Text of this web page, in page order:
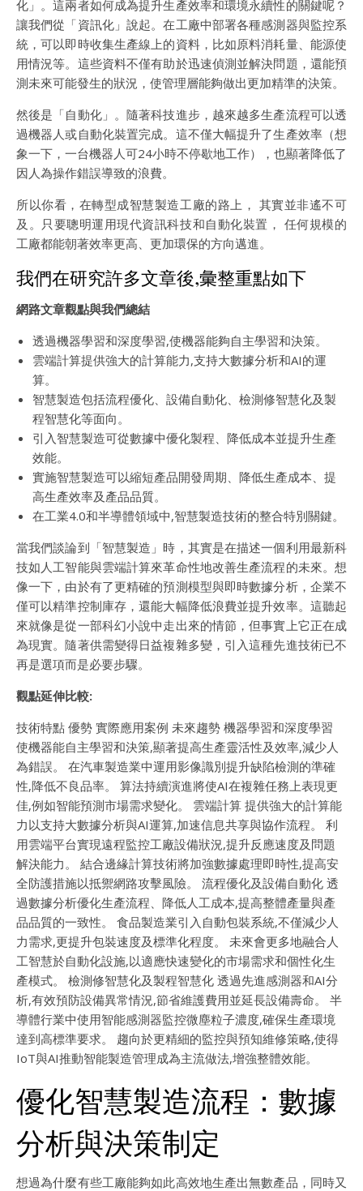
化」。這兩者如何成為提升生產效率和環境永續性的關鍵呢？
讓我們從「資訊化」說起。在工廠中部署各種感測器與監控系
統，可以即時收集生產線上的資料，比如原料消耗量、能源使
用情況等。這些資料不僅有助於迅速偵測並解決問題，還能預
測未來可能發生的狀況，使管理層能夠做出更加精準的決策。
然後是「自動化」。隨著科技進步，越來越多生產流程可以透
過機器人或自動化裝置完成。這不僅大幅提升了生產效率（想
象一下，一台機器人可24小時不停歇地工作），也顯著降低了
因人為操作錯誤導致的浪費。
所以你看，在轉型成智慧製造工廠的路上， 其實並非遙不可
及。只要聰明運用現代資訊科技和自動化裝置， 任何規模的
工廠都能朝著效率更高、更加環保的方向邁進。
我們在研究許多文章後,彙整重點如下
網路文章觀點與我們總結
透過機器學習和深度學習,使機器能夠自主學習和決策。
雲端計算提供強大的計算能力,支持大數據分析和AI的運
算。
智慧製造包括流程優化、設備自動化、檢測修智慧化及製
程智慧化等面向。
引入智慧製造可從數據中優化製程、降低成本並提升生產
效能。
實施智慧製造可以縮短產品開發周期、降低生產成本、提
高生產效率及產品品質。
在工業4.0和半導體領域中,智慧製造技術的整合特別關鍵。
當我們談論到「智慧製造」時，其實是在描述一個利用最新科
技如人工智能與雲端計算來革命性地改善生產流程的未來。想
像一下，由於有了更精確的預測模型與即時數據分析，企業不
僅可以精準控制庫存，還能大幅降低浪費並提升效率。這聽起
來就像是從一部科幻小說中走出來的情節，但事實上它正在成
為現實。隨著供需變得日益複雜多變，引入這種先進技術已不
再是選項而是必要步驟。
觀點延伸比較:
技術特點 優勢 實際應用案例 未來趨勢 機器學習和深度學習
使機器能自主學習和決策,顯著提高生產靈活性及效率,減少人
為錯誤。 在汽車製造業中運用影像識別提升缺陷檢測的準確
性,降低不良品率。 算法持續演進將使AI在複雜任務上表現更
佳,例如智能預測市場需求變化。 雲端計算 提供強大的計算能
力以支持大數據分析與AI運算,加速信息共享與協作流程。 利
用雲端平台實現遠程監控工廠設備狀況,提升反應速度及問題
解決能力。 結合邊緣計算技術將加強數據處理即時性,提高安
全防護措施以抵禦網路攻擊風險。 流程優化及設備自動化 透
過數據分析優化生產流程、降低人工成本,提高整體產量與產
品品質的一致性。 食品製造業引入自動包裝系統,不僅減少人
力需求,更提升包裝速度及標準化程度。 未來會更多地融合人
工智慧於自動化設施,以適應快速變化的市場需求和個性化生
產模式。 檢測修智慧化及製程智慧化 透過先進感測器和AI分
析,有效預防設備異常情況,節省維護費用並延長設備壽命。 半
導體行業中使用智能感測器監控微塵粒子濃度,確保生產環境
達到高標準要求。 趨向於更精細的監控與預知維修策略,使得
IoT與AI推動智能製造管理成為主流做法,增強整體效能。
優化智慧製造流程：數據
分析與決策制定
想過為什麼有些工廠能夠如此高效地生產出無數產品，同時又